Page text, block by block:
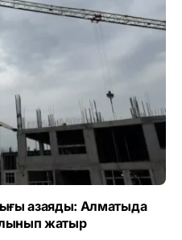
азаяды: Алматыда
жатыр